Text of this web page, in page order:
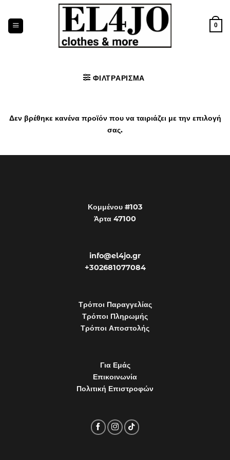
στο
περιεχόμενο
0
ΦΙΛΤΡΆΡΙΣΜΑ
Δεν βρέθηκε κανένα προϊόν που να ταιριάζει με την επιλογή
σας.
Κομμένου #103
Άρτα 47100
info@el4jo.gr
+302681077084
Τρόποι Παραγγελίας
Τρόποι Πληρωμής
Τρόποι Αποστολής
Για Εμάς
Επικοινωνία
Πολιτική Επιστροφών